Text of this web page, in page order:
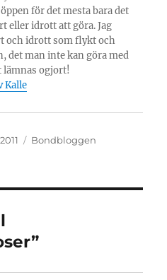
för det mesta bara det
eller idrott att göra. Jag
och idrott som flykt och
det man inte kan göra med
ogjort!
Kalle
Kategorier
Bondbloggen